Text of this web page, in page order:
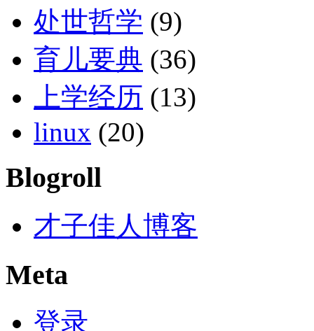
处世哲学 (9)
育儿要典 (36)
上学经历 (13)
linux (20)
Blogroll
才子佳人博客
Meta
登录